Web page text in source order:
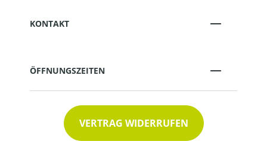
KONTAKT
ÖFFNUNGSZEITEN
VERTRAG WIDERRUFEN